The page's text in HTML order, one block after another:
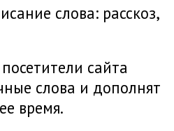
слова: расскоз,
сайта
слова и дополнят
время.
слово и вам
Рассказ
слово рассказ